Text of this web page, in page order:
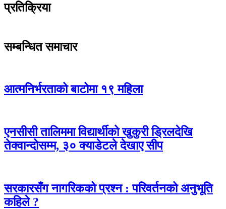
प्रतिक्रिया
सम्बन्धित समाचार
आत्मनिर्भरताको बाटोमा १९ महिला
एनसीसी तालिममा विद्यार्थीको खुकुरी ड्रिलदेखि
तेक्वान्दोसम्म, ३० क्याडेटले देखाए सीप
सरकारसँग नागरिकको प्रश्न : परिवर्तनको अनुभूति
कहिले ?